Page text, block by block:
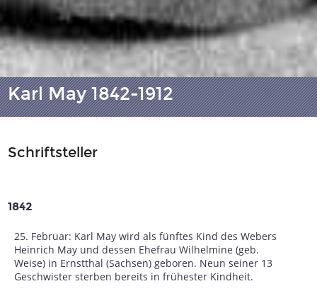
Karl May 1842-1912
Schriftsteller
1842
25. Februar: Karl May wird als fünftes Kind des Webers
Heinrich May und dessen Ehefrau Wilhelmine (geb.
Weise) in Ernstthal (Sachsen) geboren. Neun seiner 13
Geschwister sterben bereits in frühester Kindheit.